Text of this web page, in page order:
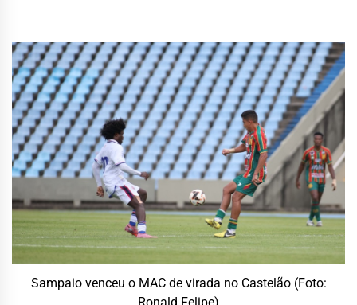
Sampaio venceu o MAC de virada no Castelão (Foto: